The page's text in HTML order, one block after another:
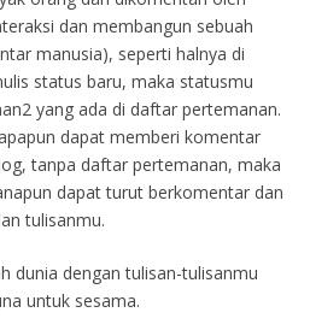
dan membangun sebuah
manusia), seperti halnya di
status baru, maka statusmu
yang ada di daftar pertemanan.
dapat memberi komentar
tanpa daftar pertemanan, maka
dapat turut berkomentar dan
tulisanmu.
dunia dengan tulisan-tulisanmu
untuk sesama.